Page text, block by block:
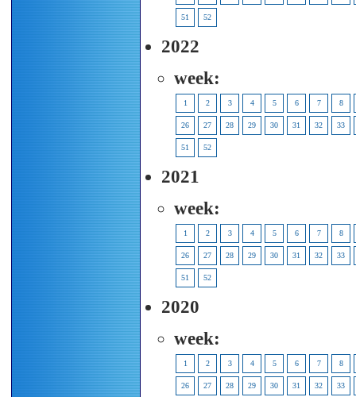
51 52
2022
week:
1 2 3 4 5 6 7 8
26 27 28 29 30 31 32 33
51 52
2021
week:
1 2 3 4 5 6 7 8
26 27 28 29 30 31 32 33
51 52
2020
week:
1 2 3 4 5 6 7 8
26 27 28 29 30 31 32 33